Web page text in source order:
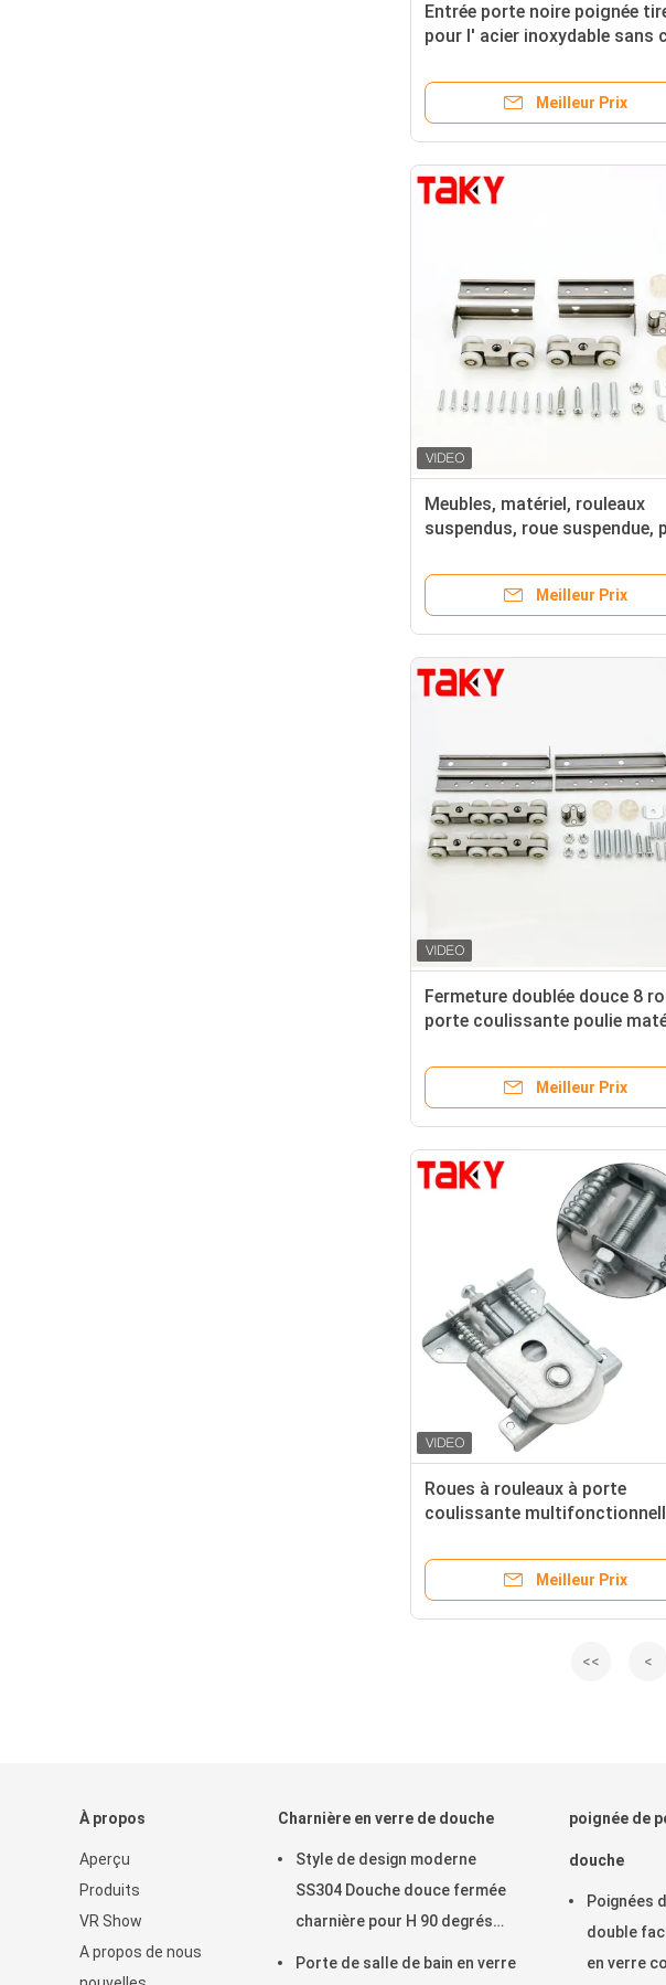
Entrée porte noire poignée
pour l' acier inoxydable sans
Meilleur Prix
Meubles, matériel, rouleaux
suspendus, roue suspendue,
Meilleur Prix
Fermeture doublée douce 8
porte coulissante poulie
Meilleur Prix
Roues à rouleaux à porte
coulissante
Meilleur Prix
<< <
À propos
Aperçu
Produits
VR Show
A propos de nous
Charnière en verre de douche
Style de design moderne
SS304 Douche douce fermée
charnière pour H 90 degrés
Porte de salle de bain en verre
poignée de
douche
Poignées
double
en verre